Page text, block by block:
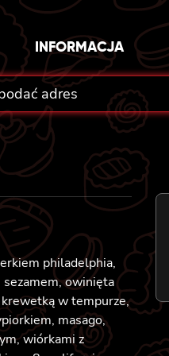
INFORMACJA
adres
philadelphia,
owinięta
w tempurze,
masago,
wiórkami z